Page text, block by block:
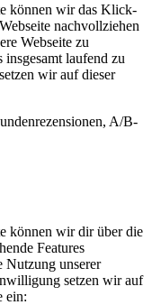
können wir das Klick-
nachvollziehen
Webseite zu
laufend zu
wir auf dieser
A/B-
können wir dir über die
Features
Nutzung unserer
setzen wir auf
ein: